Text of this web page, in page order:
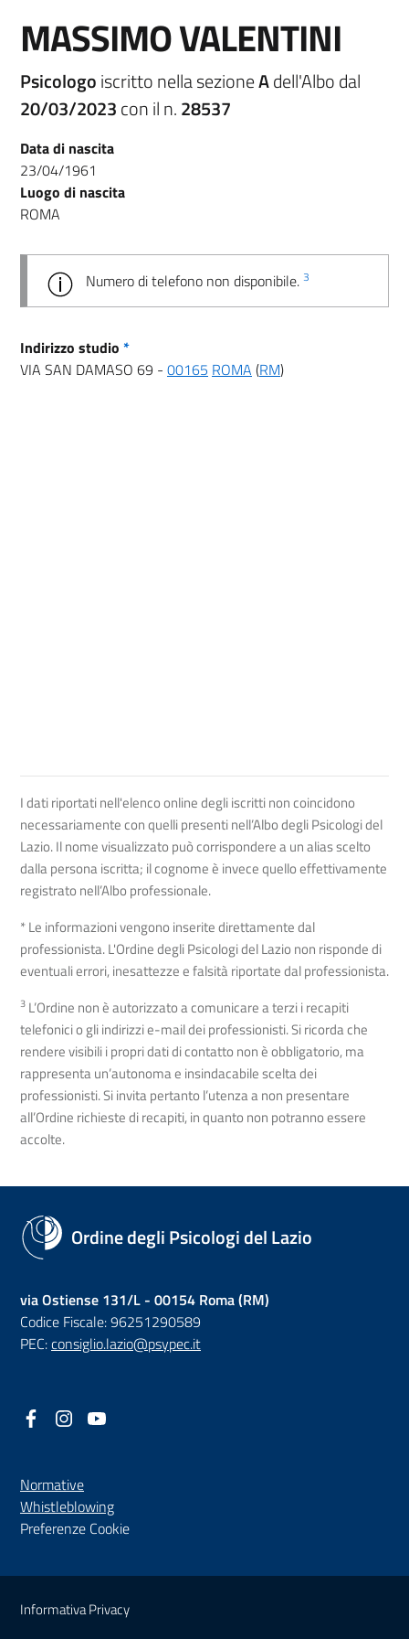
MASSIMO VALENTINI
Psicologoiscritto nella sezioneAdell'Albo dal
20/03/2023con il n.28537
Data di nascita
23/04/1961
Luogo di nascita
ROMA
Numero di telefono non disponibile. 3
Indirizzo studio *
VIA SAN DAMASO 69 - 00165 ROMA (RM)
I dati riportati nell'elenco online degli iscritti non coincidono
necessariamente con quelli presenti nell’Albo degli Psicologi del
Lazio. Il nome visualizzato può corrispondere a un alias scelto
dalla persona iscritta; il cognome è invece quello effettivamente
registrato nell’Albo professionale.
* Le informazioni vengono inserite direttamente dal
professionista. L'Ordine degli Psicologi del Lazio non risponde di
eventuali errori, inesattezze e falsità riportate dal professionista.
3 L’Ordine non è autorizzato a comunicare a terzi i recapiti
telefonici o gli indirizzi e-mail dei professionisti. Si ricorda che
rendere visibili i propri dati di contatto non è obbligatorio, ma
rappresenta un’autonoma e insindacabile scelta dei
professionisti. Si invita pertanto l’utenza a non presentare
all’Ordine richieste di recapiti, in quanto non potranno essere
accolte.
Ordine degli Psicologi del Lazio
via Ostiense 131/L - 00154 Roma (RM)
Codice Fiscale: 96251290589
PEC:consiglio.lazio@psypec.it
Facebook
(nuova scheda - new tab)
Instagram
(nuova scheda - new tab)
Normative
Whistleblowing(nuova scheda - new tab)
Preferenze Cookie
Sezione Link Utili
Informativa Privacy